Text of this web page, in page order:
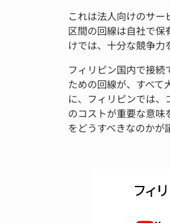
これは法人向けのサ
区間の回線は自社で
けでは、十分な競争力
フィリピン国内で接
ための回線が、すべて
に、フィリピンでは
のコストが重要な意味
をどうすべきなのかが